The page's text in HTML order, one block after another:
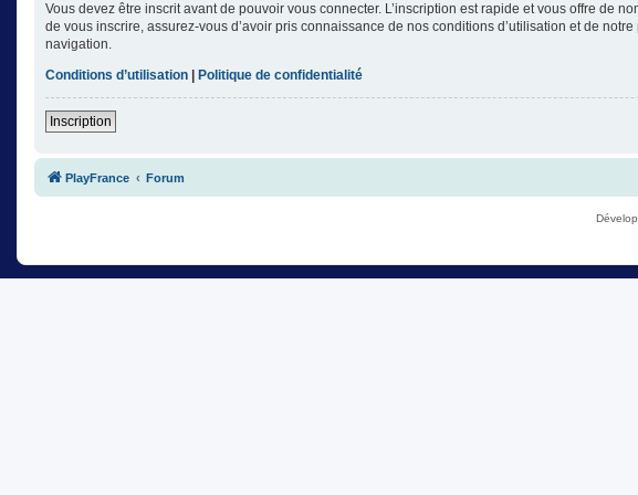
Vous devez être inscrit avant de pouvoir vous connecter. L’inscription est rapide et vous offre de
de vous inscrire, assurez-vous d’avoir pris connaissance de nos conditions d’utilisation et de
navigation.
Conditions d’utilisation | Politique de confidentialité
Inscription
PlayFrance Forum